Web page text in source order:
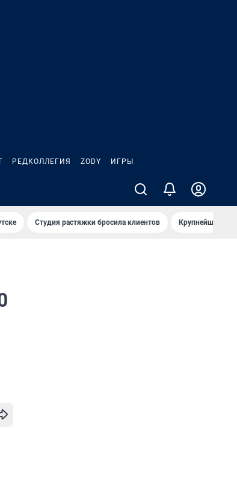
РЕДКОЛЛЕГИЯ ZODY ИГРЫ
Студия растяжки бросила клиентов Крупнейшие